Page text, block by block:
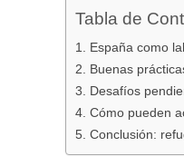
Tabla de
1. España como
2. Buenas
3. Desafíos
4. Cómo pueden
5. Conclusión: